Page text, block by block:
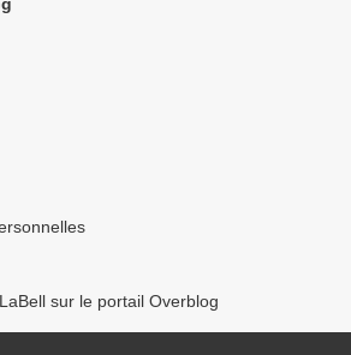
sur le portail Overblog